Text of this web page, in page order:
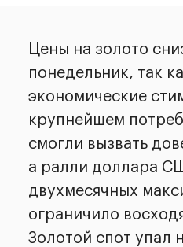
Цены на золото
понедельник, так
экономические
крупнейшем
смогли вызвать
а ралли доллара
двухмесячных
ограничило
Золотой спот упал